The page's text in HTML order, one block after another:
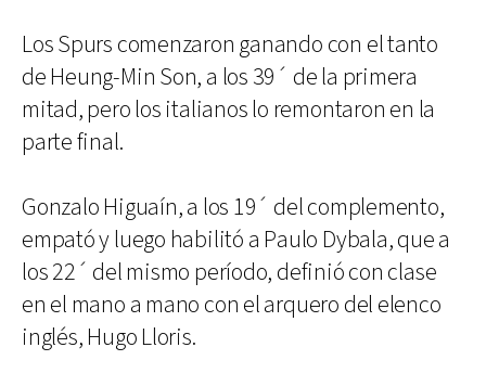
Los Spurs comenzaron ganando con el tanto
de Heung-Min Son, a los 39´ de la primera
mitad, pero los italianos lo remontaron en la
parte final.
Gonzalo Higuaín, a los 19´ del complemento,
empató y luego habilitó a Paulo Dybala, que a
los 22´ del mismo período, definió con clase
en el mano a mano con el arquero del elenco
inglés, Hugo Lloris.